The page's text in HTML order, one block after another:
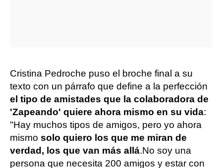
Cristina Pedroche puso el broche final a su
texto con un párrafo que define a la perfección
el tipo de amistades que la colaboradora de
'Zapeando' quiere ahora mismo en su vida:
"Hay muchos tipos de amigos, pero yo ahora
mismo solo quiero los que me miran de
verdad, los que van más allá.No soy una
persona que necesita 200 amigos y estar con